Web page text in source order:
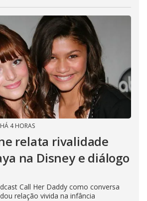
HÁ 4 HORAS
relata rivalidade
na Disney e diálogo
Call Her Daddy como conversa
relação vivida na infância